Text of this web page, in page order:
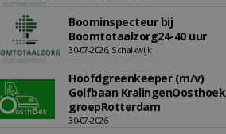
Boominspecteur bij
Boomtotaalzorg24-40 uur
30-07-2026, Schalkwijk
Hoofdgreenkeeper (m/v)
Golfbaan KralingenOosthoek
groepRotterdam
30-07-2026